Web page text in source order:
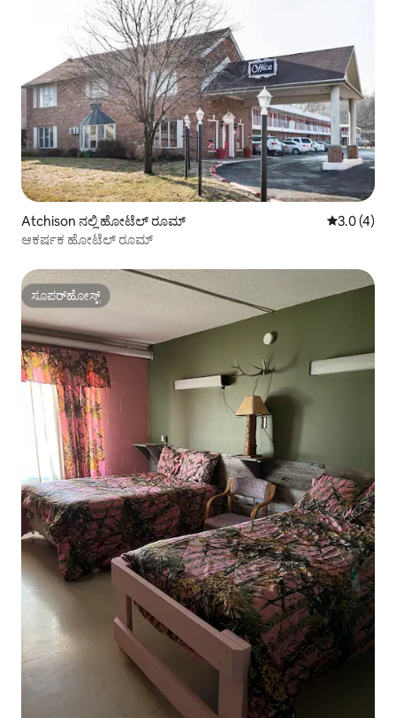
Atchison ನಲ್ಲಿ ಹೋಟೆಲ್ ರೂಮ್ 5 ರಲ್ಲಿ 3.0
3.0 (4)
ಆಕರ್ಷಕ ಹೋಟೆಲ್ ರೂಮ್
ಸೂಪರ್‌ಹೋಸ್ಟ್
ಸೂಪರ್‌ಹೋಸ್ಟ್